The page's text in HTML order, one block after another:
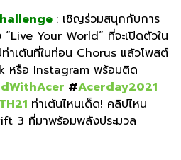
: เชิญร่วมสนุกกับการ
“Live Your World” ที่จะเปิดตัวใน
าเต้นที่ในท่อน Chorus แล้วโพสต์
หรือ Instagram พร้อมติด
#Acerday2021
ท่าเต้นไหนเด็ด! คลิปไหน
3 ที่มาพร้อมพลังประมวล